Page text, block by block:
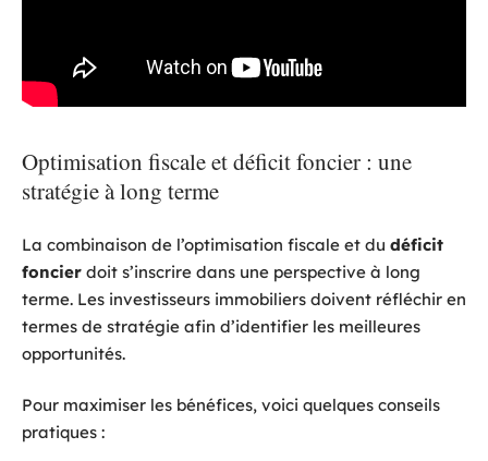
Optimisation fiscale et déficit foncier : une
stratégie à long terme
La combinaison de l’optimisation fiscale et du déficit
foncier doit s’inscrire dans une perspective à long
terme. Les investisseurs immobiliers doivent réfléchir en
termes de stratégie afin d’identifier les meilleures
opportunités.
Pour maximiser les bénéfices, voici quelques conseils
pratiques :